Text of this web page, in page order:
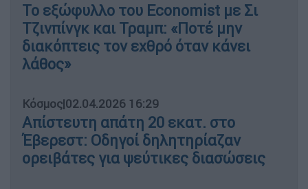
Το εξώφυλλο του Economist με Σι
Τζινπίνγκ και Τραμπ: «Ποτέ μην
διακόπτεις τον εχθρό όταν κάνει
λάθος»
Κόσμος|02.04.2026 16:29
Απίστευτη απάτη 20 εκατ. στο
Έβερεστ: Οδηγοί δηλητηρίαζαν
ορειβάτες για ψεύτικες διασώσεις